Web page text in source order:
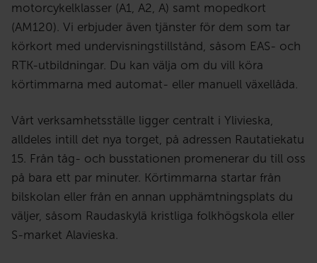
motorcykelklasser (A1, A2, A) samt mopedkort
(AM120). Vi erbjuder även tjänster för dem som tar
körkort med undervisningstillstånd, såsom EAS- och
RTK-utbildningar. Du kan välja om du vill köra
körtimmarna med automat- eller manuell växellåda.
Vårt verksamhetsställe ligger centralt i Ylivieska,
alldeles intill det nya torget, på adressen Rautatiekatu
15. Från tåg- och busstationen promenerar du till oss
på bara ett par minuter. Körtimmarna startar från
bilskolan eller från en annan upphämtningsplats du
väljer, såsom Raudaskylä kristliga folkhögskola eller
S-market Alavieska.